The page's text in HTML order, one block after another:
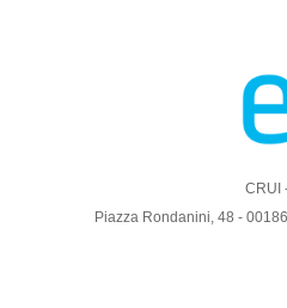
CRUI
Piazza Rondanini, 48 -